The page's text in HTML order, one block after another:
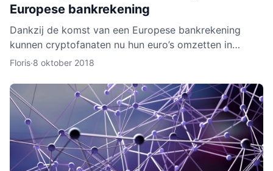
Europese bankrekening
Dankzij de komst van een Europese bankrekening
kunnen cryptofanaten nu hun euro’s omzetten in
cryptogeld. Hiervoor hoeft alleen geld gestort te
Floris·8 oktober 2018